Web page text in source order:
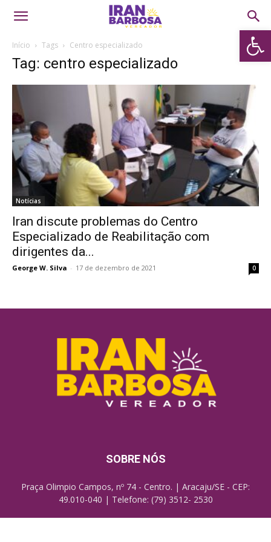
Abrir
Início Tags Centro especializado
Tag: centro especializado
Notícias
Iran discute problemas do Centro
Especializado de Reabilitação com
dirigentes da...
George W. Silva - 17 de dezembro de 2021 0
SOBRE NÓS
Praça Olimpio Campos, nº 74 - Centro. | Aracaju/SE - CEP:
49.010-040 | Telefone: (79) 3512- 2530